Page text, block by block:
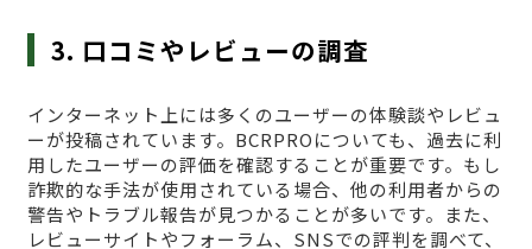
3. 口コミやレビューの調査
インターネット上には多くのユーザーの体験談やレビュ
ーが投稿されています。BCRPROについても、過去に利
用したユーザーの評価を確認することが重要です。もし
詐欺的な手法が使用されている場合、他の利用者からの
警告やトラブル報告が見つかることが多いです。また、
レビューサイトやフォーラム、SNSでの評判を調べて、